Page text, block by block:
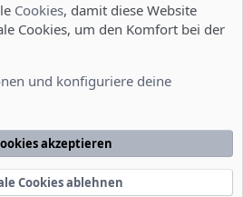
Datenschutzerklärung
® © 2010-2022 XenForo Ltd.
Cookies, damit diese Website
Cookies, um den Komfort bei der
und konfiguriere deine
akzeptieren
Cookies ablehnen